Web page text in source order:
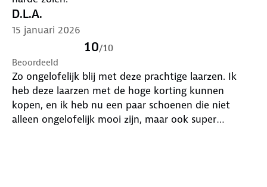
D.L.A.
15 januari 2026
10/10
Beoordeeld
Zo ongelofelijk blij met deze prachtige laarzen. Ik
heb deze laarzen met de hoge korting kunnen
kopen, en ik heb nu een paar schoenen die niet
alleen ongelofelijk mooi zijn, maar ook super